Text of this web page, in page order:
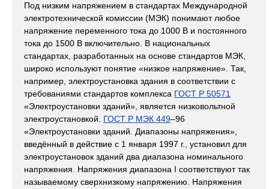
Под низким напряжением в стандартах Международной
электротехнической комиссии (МЭК) понимают любое
напряжение переменного тока до 1000 В и постоянного
тока до 1500 В включительно. В национальных
стандартах, разработанных на основе стандартов МЭК,
широко используют понятие «низкое напряжение». Так,
например, электроустановка здания в соответствии с
требованиями стандартов комплекса ГОСТ Р 50571
«Электроустановки зданий», является низковольтной
электроустановкой. ГОСТ Р МЭК 449–96
«Электроустановки зданий. Диапазоны напряжения»,
введённый в действие с 1 января 1997 г., установил для
электроустановок зданий два диапазона номинального
напряжения. Напряжения диапазона I соответствуют так
называемому сверхнизкому напряжению. Напряжения